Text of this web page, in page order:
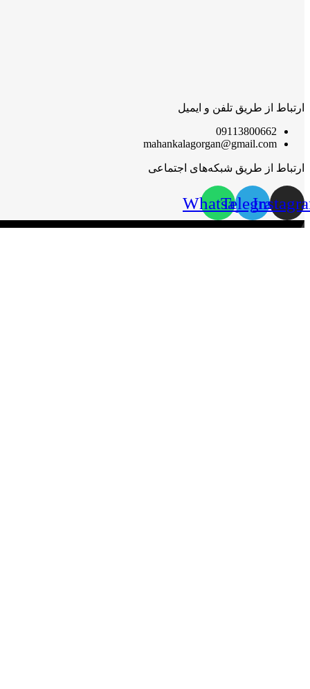
ارتباط از طریق تلفن و ایمیل
09113800662
mahankalagorgan@gmail.com
ارتباط از طریق شبکه‌های اجتماعی
Telegram
Whatsapp